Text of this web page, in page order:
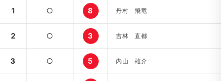
1 ○ 8 丹村 飛竜
2 ○ 3 吉林 直都
3 ○ 5 内山 雄介